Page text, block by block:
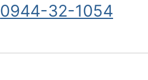
0944-32-1054